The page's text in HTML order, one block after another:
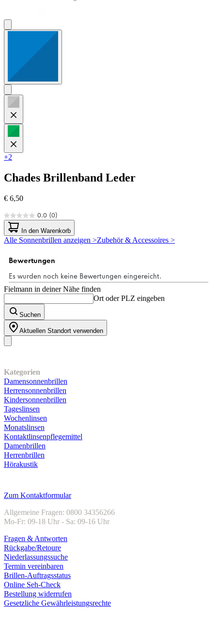
+2
Chades Brillenband Leder
€ 6,50
0.0 (0)
0.0
von
5
Sternen.
In den Warenkorb
Alle Sonnenbrillen anzeigen >Zubehör & Accessoires >
Fielmann in deiner Nähe finden
Ort oder PLZ eingeben
Suchen
Aktuellen Standort verwenden
Kategorien
Damensonnenbrillen
Herrensonnenbrillen
Kindersonnenbrillen
Tageslinsen
Wochenlinsen
Monatslinsen
Kontaktlinsenpflegemittel
Damenbrillen
Herrenbrillen
Hörakustik
Zum Kontaktformular
Allgemeine Fragen: 0800 34356266
Mo-Fr: 09-18 Uhr - Sa: 09-16 Uhr
Fragen & Antworten
Rückgabe/Retoure
Niederlassungssuche
Termin vereinbaren
Brillen-Auftragsstatus
Online Seh-Check
Bestellung widerrufen
Gesetzliche Gewährleistungsrechte